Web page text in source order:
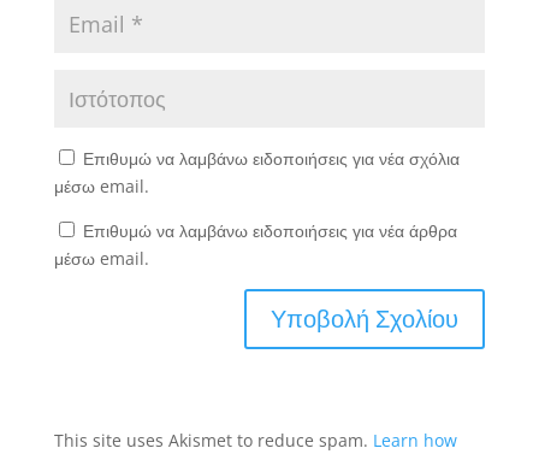
Επιθυμώ να λαμβάνω ειδοποιήσεις για νέα σχόλια
μέσω email.
Επιθυμώ να λαμβάνω ειδοποιήσεις για νέα άρθρα
μέσω email.
This site uses Akismet to reduce spam. Learn how